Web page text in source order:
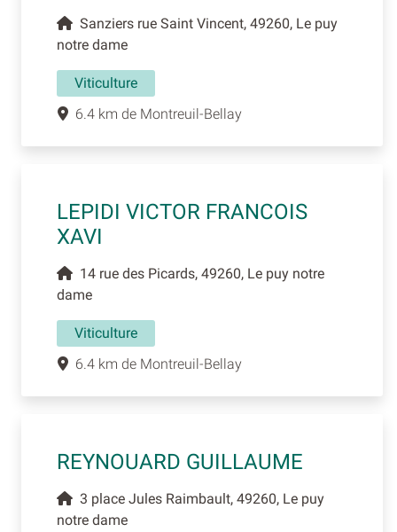
Sanziers rue Saint Vincent, 49260, Le puy
notre dame
Viticulture
6.4 km de Montreuil-Bellay
LEPIDI VICTOR FRANCOIS
XAVI
14 rue des Picards, 49260, Le puy notre
dame
Viticulture
6.4 km de Montreuil-Bellay
REYNOUARD GUILLAUME
3 place Jules Raimbault, 49260, Le puy
notre dame